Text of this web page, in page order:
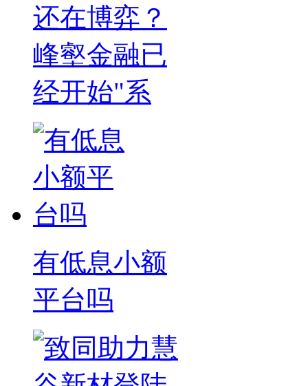
还在博弈？
峰壑金融已
经开始"系
有低息小额
平台吗